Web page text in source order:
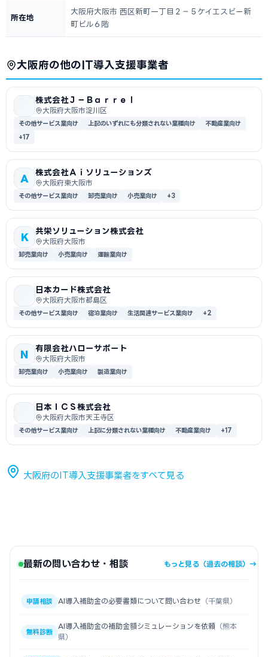
所在地
大阪府大阪市 西区新町一丁目２−５ケイエスビー新
町ビル６階
大阪府の他のIT導入支援事業者
株式会社Ｊ－Ｂａｒｒｅｌ
大阪府大阪市淀川区
その他サービス業向け 上記のいずれにも分類されない業種向け
不動産業向け
+17
A
株式会社Ａｉソリューションズ
大阪府東大阪市
その他サービス業向け 卸売業向け 小売業向け +3
K
共栄ソリューション株式会社
大阪府大阪市
卸売業向け 小売業向け 運輸業向け
日本カード株式会社
大阪府大阪市都島区
その他サービス業向け 宿泊業向け 生活関連サービス業向け +2
N
有限会社ハローサポート
大阪府大阪市
卸売業向け 小売業向け 製造業向け
日本ＩＣＳ株式会社
大阪府大阪市天王寺区
その他サービス業向け 上記に分類されない業種向け 不動産業向け +17
大阪府のIT導入支援事業者をすべて見る
最新の問い合わせ・相談 もっと見る（過去の相談）→
申請相談 AI導入補助金の必要書類について問い合わせ （千葉県）
無料診断
AI導入補助金の補助金額シミュレーションを依頼 （熊本
県）